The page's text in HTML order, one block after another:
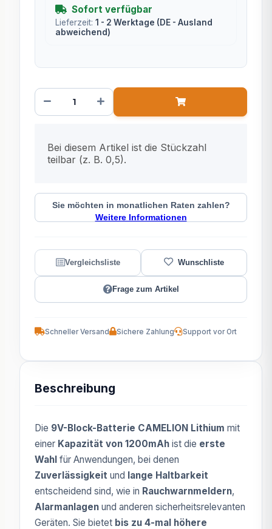
Sofort verfügbar
Lieferzeit: 1 - 2 Werktage (DE - Ausland
abweichend)
Bei diesem Artikel ist die Stückzahl
teilbar (z. B. 0,5).
Sie möchten in monatlichen Raten zahlen?
Weitere Informationen
Frage zum Artikel
Schneller Versand Sichere Zahlung Support vor Ort
Beschreibung
Die 9V-Block-Batterie CAMELION Lithium mit
einer Kapazität von 1200mAh ist die erste
Wahl für Anwendungen, bei denen
Zuverlässigkeit und lange Haltbarkeit
entscheidend sind, wie in Rauchwarnmeldern,
Alarmanlagen und anderen sicherheitsrelevanten
Geräten. Sie bietet bis zu 4-mal höhere